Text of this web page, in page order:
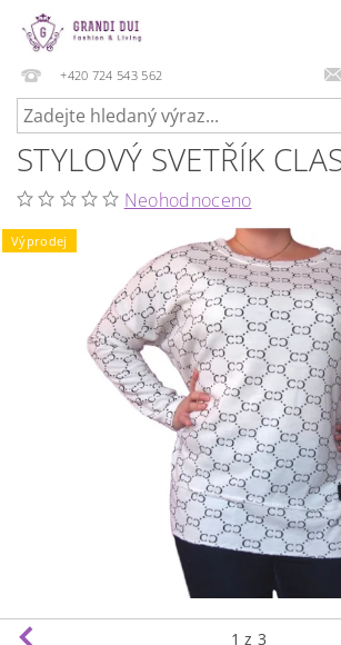
+420 724 543 562
STYLOVÝ SVETŘÍK
Neohodnoceno
Výprodej
1 z 3